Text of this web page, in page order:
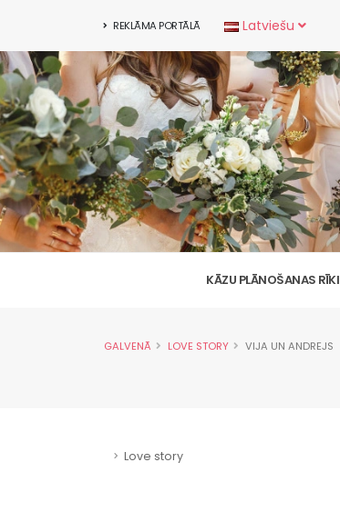
REKLĀMA PORTĀLĀ Latviešu
KĀZU PLĀNOŠANAS RĪKI
GALVENĀ LOVE STORY VIJA UN ANDREJS
Love story